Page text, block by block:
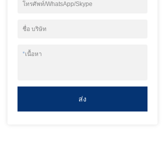
โทรศัพท์/WhatsApp/Skype
ชื่อ บริษัท
*เนื้อหา
ส่ง